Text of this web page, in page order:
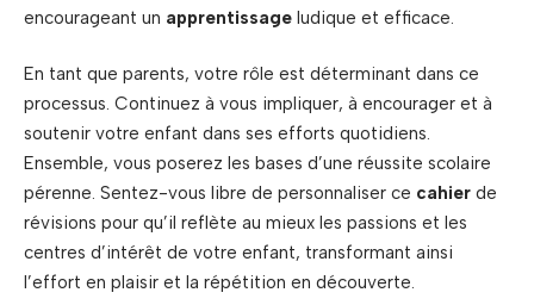
encourageant un apprentissage ludique et efficace.
En tant que parents, votre rôle est déterminant dans ce
processus. Continuez à vous impliquer, à encourager et à
soutenir votre enfant dans ses efforts quotidiens.
Ensemble, vous poserez les bases d’une réussite scolaire
pérenne. Sentez-vous libre de personnaliser ce cahier de
révisions pour qu’il reflète au mieux les passions et les
centres d’intérêt de votre enfant, transformant ainsi
l’effort en plaisir et la répétition en découverte.